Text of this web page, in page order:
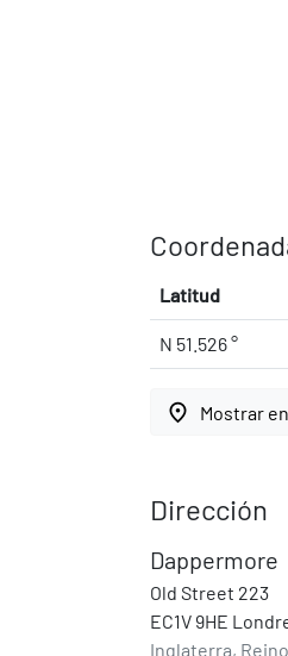
Latitud
N 51.526 °
place Mostrar
Dirección
Dappermore
Old Street 223
EC1V 9HE
Inglaterra,